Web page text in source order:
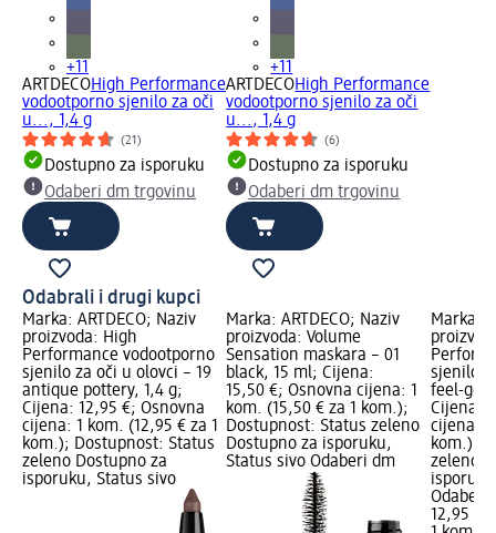
+11
ARTDECOHigh Performance
vodootporno sjenilo za oči
u..., 1,4 g
(21)
Dostupno za isporuku
Odaberi dm trgovinu
+11
ARTDECOHigh Performance
vodootporno sjenilo za oči
u..., 1,4 g
(6)
Dostupno za isporuku
Odaberi dm trgovinu
Odabrali i drugi kupci
Marka: ARTDECO; Naziv
proizvoda: High
Performance vodootporno
sjenilo za oči u olovci – 19
antique pottery, 1,4 g;
Cijena: 12,95 €; Osnovna
cijena: 1 kom. (12,95 € za 1
kom.); Dostupnost: Status
zeleno Dostupno za
isporuku, Status sivo
Marka: ARTDECO; Naziv
proizvoda: Volume
Sensation maskara – 01
black, 15 ml; Cijena:
15,50 €; Osnovna cijena: 1
kom. (15,50 € za 1 kom.);
Dostupnost: Status zeleno
Dostupno za isporuku,
Status sivo Odaberi dm
Marka:
sjenilo
feel-
Cijena:
cijena: 1
kom.);
zeleno
Odaberi
12,95 €